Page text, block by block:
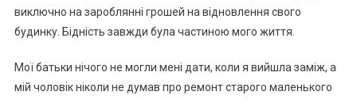
виключно на зароблянні грошей на відновлення свого
будинку. Бідність завжди була частиною мого життя.
Мої батьки нічого не могли мені дати, коли я вийшла заміж, а
мій чоловік ніколи не думав про ремонт старого маленького